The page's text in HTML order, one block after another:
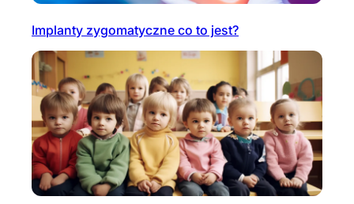
Implanty zygomatyczne co to jest?